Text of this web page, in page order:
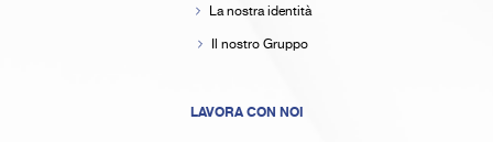
La nostra identità
Il nostro Gruppo
LAVORA CON NOI